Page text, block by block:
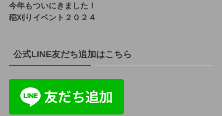
今年もついにきました！
稲刈りイベント２０２４
公式LINE友だち追加はこちら